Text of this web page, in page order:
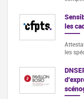
les
les